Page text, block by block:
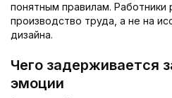
понятным правилам.
производство труда, а не на
дизайна.
Чего задерживается
эмоции